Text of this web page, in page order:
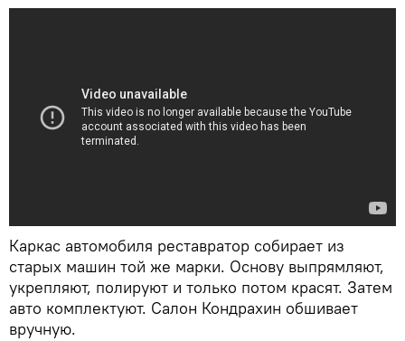
Каркас автомобиля реставратор собирает из
старых машин той же марки. Основу выпрямляют,
укрепляют, полируют и только потом красят. Затем
авто комплектуют. Салон Кондрахин обшивает
вручную.